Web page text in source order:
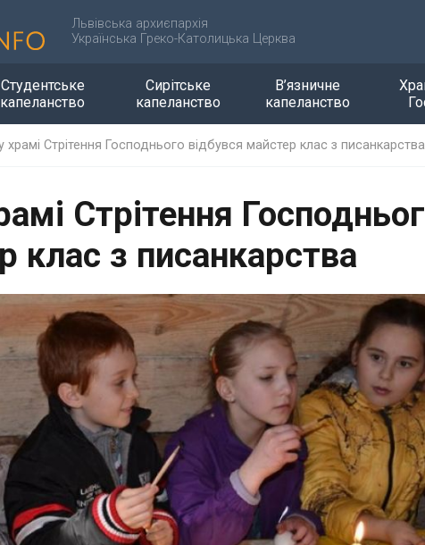
Львівська архиєпархія
Українська Греко-Католицька Церква
Студентське
капеланство
Сирітське
капеланство
В’язничне
капеланство
храмі Стрітення Господнього відбувся майстер клас з писанкарства
Стрітення
клас з писанкарства